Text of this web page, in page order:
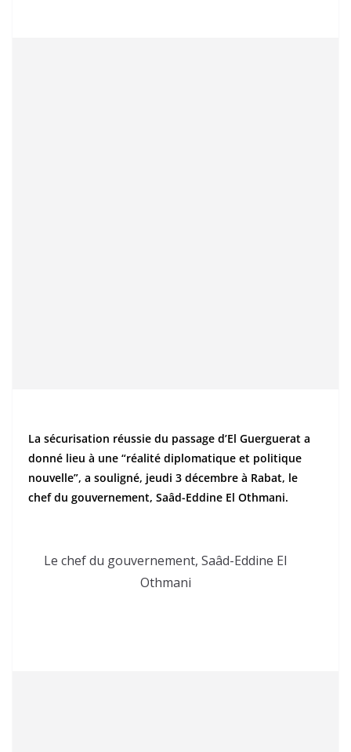
La sécurisation réussie du passage d’El Guerguerat a
donné lieu à une “réalité diplomatique et politique
nouvelle”, a souligné, jeudi 3 décembre à Rabat, le
chef du gouvernement, Saâd-Eddine El Othmani.
Le chef du gouvernement, Saâd-Eddine El
Othmani